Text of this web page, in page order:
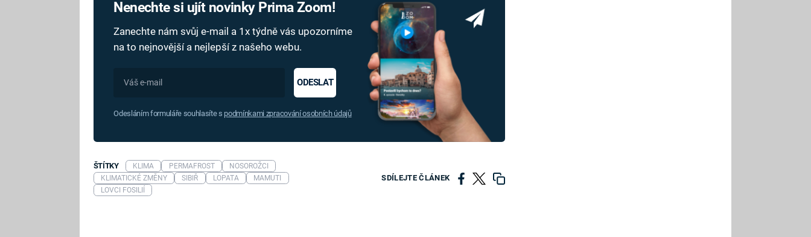
Nenechte si ujít novinky Prima Zoom!
Zanechte nám svůj e-mail a 1x týdně vás upozorníme
na to nejnovější a nejlepší z našeho webu.
ODESLAT
Odesláním formuláře souhlasíte s podmínkami zpracování osobních údajů
SDÍLEJTE ČLÁNEK
ŠTÍTKY KLIMA PERMAFROST
NOSOROŽCI
KLIMATICKÉ ZMĚNY
SIBIŘ LOPATA
MAMUTI
LOVCI FOSILIÍ